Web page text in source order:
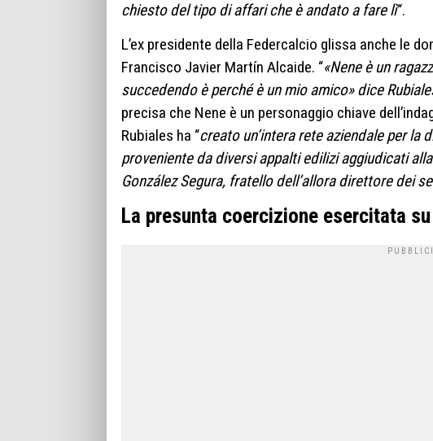
chiesto del tipo di affari che è andato a fare lì“.
L’ex presidente della Federcalcio glissa anche le
Francisco Javier Martín Alcaide. “«Nene è un
succedendo è perché è un mio amico» dice
precisa che Nene è un personaggio chiave
Rubiales ha “creato un’intera rete aziendale per la
proveniente da diversi appalti edilizi aggiudicati
González Segura, fratello dell’allora direttore dei
La presunta coercizione esercitata